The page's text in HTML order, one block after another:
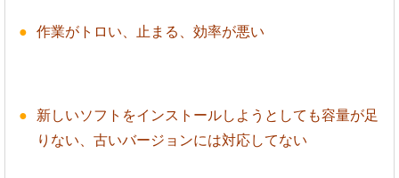
作業がトロい、止まる、効率が悪い
新しいソフトをインストールしようとしても容量が足
りない、古いバージョンには対応してない